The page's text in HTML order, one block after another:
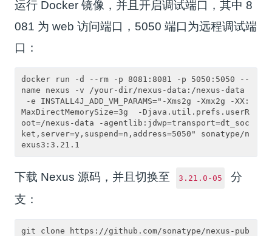
运行 Docker 镜像，并且开启调试端口，其中 8
081 为 web 访问端口，5050 端口为远程调试端
口：
docker run -d --rm -p 8081:8081 -p 5050:5050 --
name nexus -v /your-dir/nexus-data:/nexus-data
-e INSTALL4J_ADD_VM_PARAMS="-Xms2g -Xmx2g -XX:
MaxDirectMemorySize=3g  -Djava.util.prefs.userR
oot=/nexus-data -agentlib:jdwp=transport=dt_soc
ket,server=y,suspend=n,address=5050" sonatype/n
下载 Nexus 源码，并且切换至 3.21.0-05
分
支：
git clone https://github.com/sonatype/nexus-pub